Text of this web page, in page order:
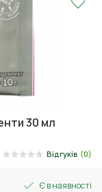
30 мл
Відгуків (0)
Є в наявності